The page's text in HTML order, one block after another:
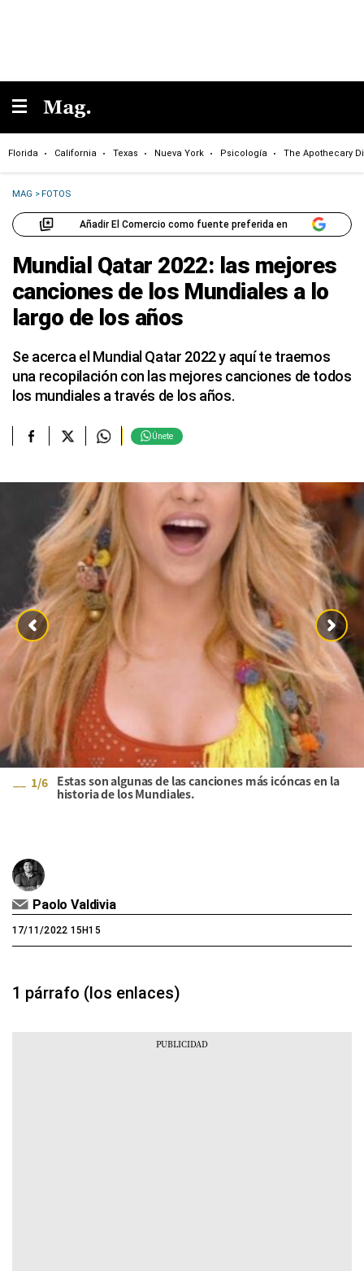
Florida California Texas Nueva York Psicología The Apothecary
MAG >FOTOS
Añadir El Comercio como fuente preferida en
Mundial Qatar 2022: las mejores
canciones de los Mundiales a lo
largo de los años
Se acerca el Mundial Qatar 2022 y aquí te traemos
una recopilación con las mejores canciones de todos
los mundiales a través de los años.
Únete
1/6
Estas son algunas de las canciones más icóncas en la
historia de los Mundiales.
Paolo Valdivia
17/11/2022 15H15
1 párrafo (los enlaces)